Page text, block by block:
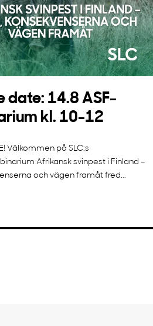
date: 14.8 ASF-
kl. 10-12
Välkommen på SLC:s
Afrikansk svinpest i Finland –
och vägen framåt fred...